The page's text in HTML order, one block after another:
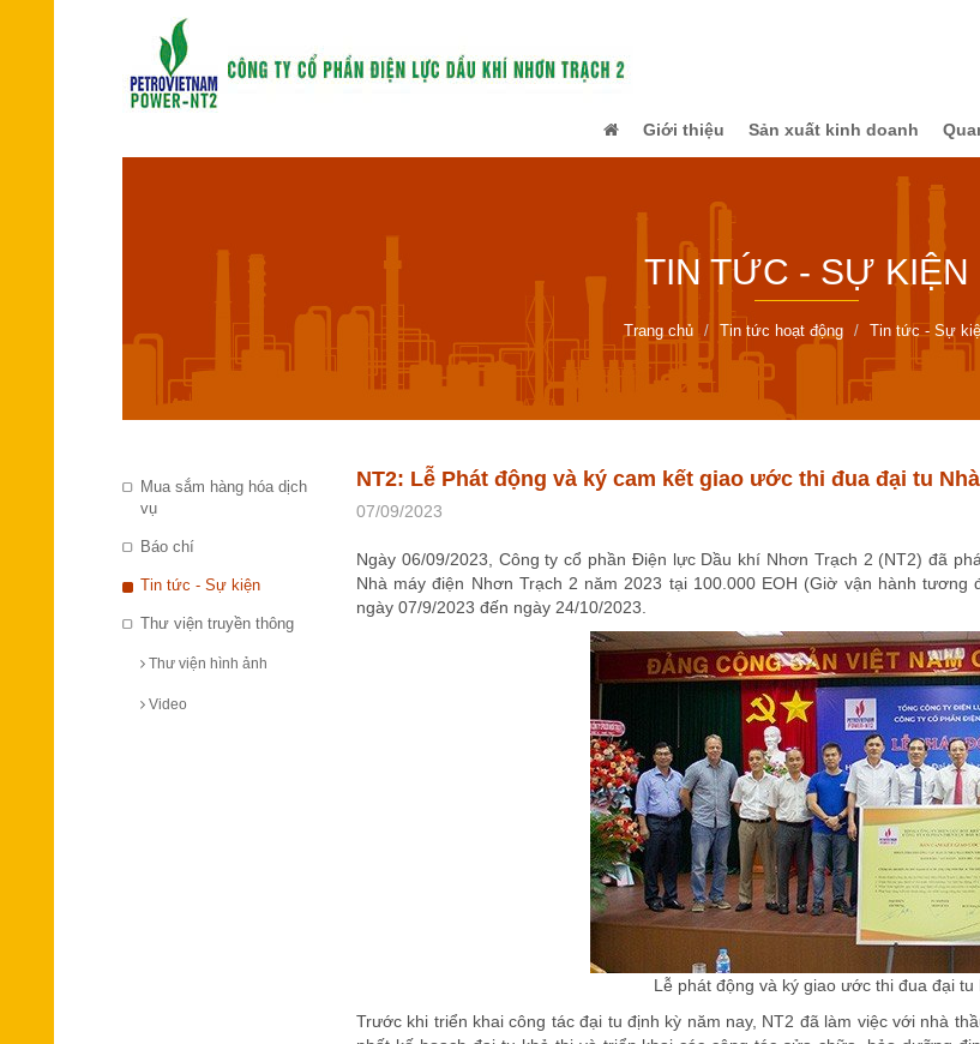
Giới thiệu Sản xuất kinh doanh
TIN TỨC - SỰ KIỆN
Trang chủ Tin tức hoạt động Tin tức - Sự
Mua sắm hàng hóa dịch
vụ
Báo chí
Tin tức - Sự kiện
Thư viện truyền thông
Thư viện hình ảnh
Video
NT2: Lễ Phát động và ký cam kết giao ước thi đua đại tu
07/09/2023
Ngày 06/09/2023, Công ty cổ phần Điện lực Dầu khí Nhơn Trạch 2 (NT2) đã
Nhà máy điện Nhơn Trạch 2 năm 2023 tại 100.000 EOH (Giờ vận hành
ngày 07/9/2023 đến ngày 24/10/2023.
Lễ phát động và ký giao ước thi đua đại
Trước khi triển khai công tác đại tu định kỳ năm nay, NT2 đã làm việc với nhà